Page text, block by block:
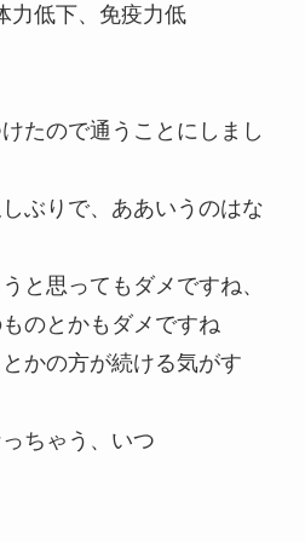
力低下、免疫力低
たので通うことにしまし
ぶりで、ああいうのはな
と思ってもダメですね、
のとかもダメですね
かの方が続ける気がす
ちゃう、いつ